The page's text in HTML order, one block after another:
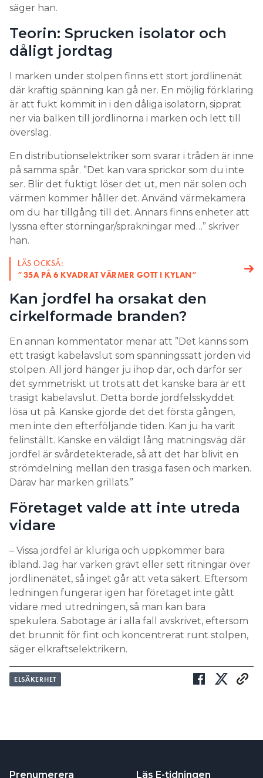
säger han.
Teorin: Sprucken isolator och
dåligt jordtag
I marken under stolpen finns ett stort jordlinenät
där kraftig spänning kan gå ner. En möjlig förklaring
är att fukt kommit in i den dåliga isolatorn, sipprat
ner via balken till jordlinorna i marken och lett till
överslag.
En distributionselektriker som svarar i tråden är inne
på samma spår. ”Det kan vara sprickor som du inte
ser. Blir det fuktigt löser det ut, men när solen och
värmen kommer håller det. Använd värmekamera
om du har tillgång till det. Annars finns enheter att
lyssna efter störningar/sprakningar med…” skriver
han.
LÄS OCKSÅ:
”35A PÅ 6 KVADRAT VÄRMER GOTT I KYLAN”
Kan jordfel ha orsakat den
cirkelformade branden?
En annan kommentator menar att ”Det känns som
ett trasigt kabelavslut som spänningssatt jorden vid
stolpen. All jord hänger ju ihop där, och därför ser
det symmetriskt ut trots att det kanske bara är ett
trasigt kabelavslut. Detta borde jordfelsskyddet
lösa ut på. Kanske gjorde det det första gången,
men inte den efterföljande tiden. Kan ju ha varit
felinställt. Kanske en väldigt lång matningsväg där
jordfel är svårdetekterade, så att det har blivit en
strömdelning mellan den trasiga fasen och marken.
Därav har marken grillats.”
Företaget valde att inte utreda
vidare
– Vissa jordfel är kluriga och uppkommer bara
ibland. Jag har varken grävt eller sett ritningar över
jordlinenätet, så inget går att veta säkert. Eftersom
ledningen fungerar igen har företaget inte gått
vidare med utredningen, så man kan bara
spekulera. Sabotage är i alla fall avskrivet, eftersom
det brunnit för fint och koncentrerat runt stolpen,
säger elkraftselektrikern.
ELSÄKERHET
Prenumerera Läs E-tidningen